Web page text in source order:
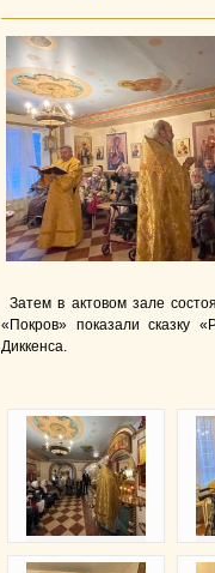
Затем в актовом зале
«Покров» показали сказку
Диккенса.